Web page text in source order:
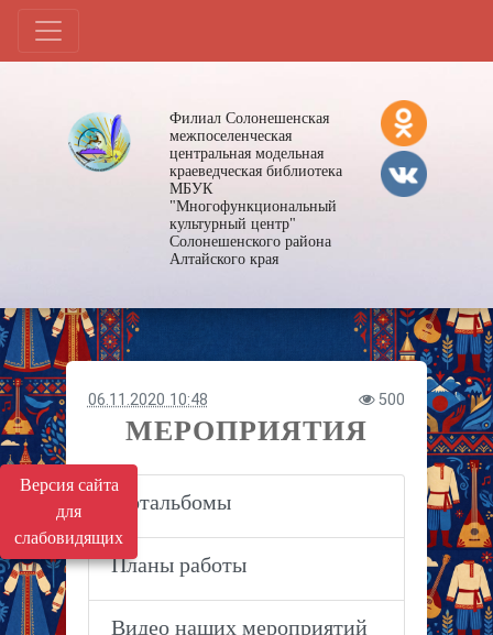
Версия сайта
для
слабовидящих
Филиал Солонешенская
межпоселенческая
центральная модельная
краеведческая библиотека
МБУК
"Многофункциональный
культурный центр"
Солонешенского района
Алтайского края
06.11.2020 10:48 500
МЕРОПРИЯТИЯ
Фотальбомы
Планы работы
Видео наших мероприятий